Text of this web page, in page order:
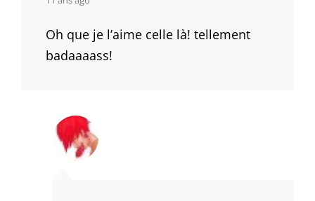
Oh que je l’aime celle là! tellement
badaaaass!